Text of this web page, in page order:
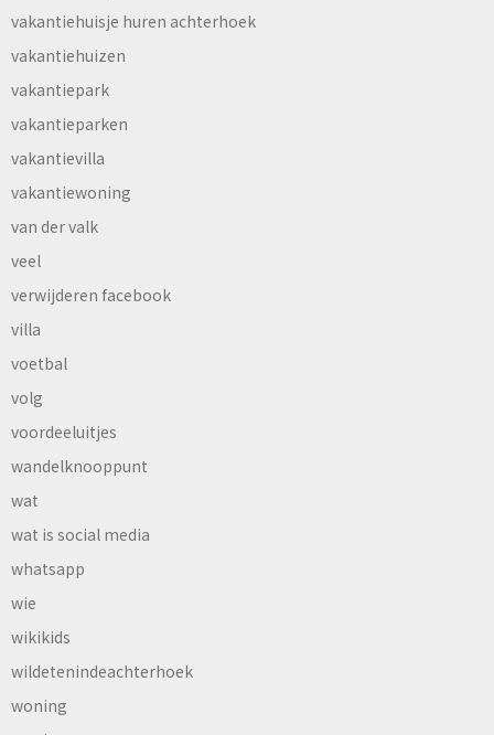
vakantiehuisje huren achterhoek
vakantiehuizen
vakantiepark
vakantieparken
vakantievilla
vakantiewoning
van der valk
veel
verwijderen facebook
villa
voetbal
volg
voordeeluitjes
wandelknooppunt
wat
wat is social media
whatsapp
wie
wikikids
wildetenindeachterhoek
woning